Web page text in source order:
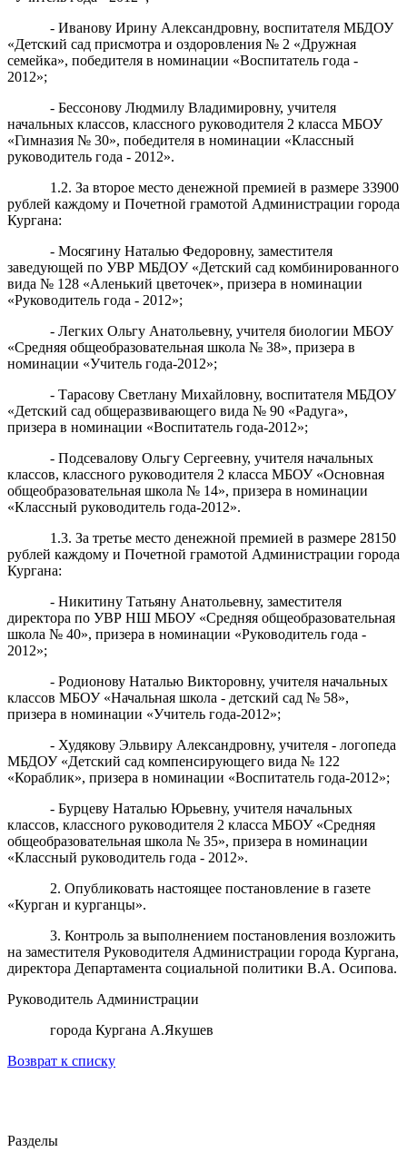
- Иванову Ирину Александровну, воспитателя МБДОУ
«Детский сад присмотра и оздоровления № 2 «Дружная
семейка», победителя в номинации «Воспитатель года -
2012»;
- Бессонову Людмилу Владимировну, учителя
начальных классов, классного руководителя 2 класса МБОУ
«Гимназия № 30», победителя в номинации «Классный
руководитель года - 2012».
1.2. За второе место денежной премией в размере 33900
рублей каждому и Почетной грамотой Администрации города
Кургана:
- Мосягину Наталью Федоровну, заместителя
заведующей по УВР МБДОУ «Детский сад комбинированного
вида № 128 «Аленький цветочек», призера в номинации
«Руководитель года - 2012»;
- Легких Ольгу Анатольевну, учителя биологии МБОУ
«Средняя общеобразовательная школа № 38», призера в
номинации «Учитель года-2012»;
- Тарасову Светлану Михайловну, воспитателя МБДОУ
«Детский сад общеразвивающего вида № 90 «Радуга»,
призера в номинации «Воспитатель года-2012»;
- Подсевалову Ольгу Сергеевну, учителя начальных
классов, классного руководителя 2 класса МБОУ «Основная
общеобразовательная школа № 14», призера в номинации
«Классный руководитель года-2012».
1.3. За третье место денежной премией в размере 28150
рублей каждому и Почетной грамотой Администрации города
Кургана:
- Никитину Татьяну Анатольевну, заместителя
директора по УВР НШ МБОУ «Средняя общеобразовательная
школа № 40», призера в номинации «Руководитель года -
2012»;
- Родионову Наталью Викторовну, учителя начальных
классов МБОУ «Начальная школа - детский сад № 58»,
призера в номинации «Учитель года-2012»;
- Худякову Эльвиру Александровну, учителя - логопеда
МБДОУ «Детский сад компенсирующего вида № 122
«Кораблик», призера в номинации «Воспитатель года-2012»;
- Бурцеву Наталью Юрьевну, учителя начальных
классов, классного руководителя 2 класса МБОУ «Средняя
общеобразовательная школа № 35», призера в номинации
«Классный руководитель года - 2012».
2. Опубликовать настоящее постановление в газете
«Курган и курганцы».
3. Контроль за выполнением постановления возложить
на заместителя Руководителя Администрации города Кургана,
директора Департамента социальной политики В.А. Осипова.
Руководитель Администрации
города Кургана А.Якушев
Возврат к списку
Разделы